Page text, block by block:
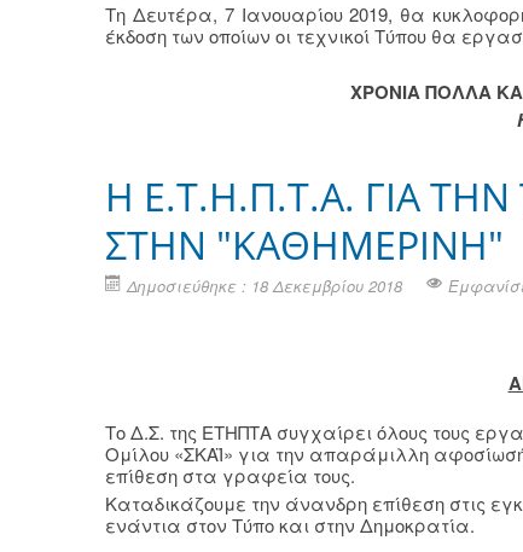
Τη Δευτέρα, 7 Ιανουαρίου 2019, θα
έκδοση των οποίων οι τεχνικοί Τύπου θα
ΧΡΟΝΙΑ ΠΟΛΛΑ
H Ε.Τ.Η.Π.Τ.Α. ΓΙΑ
ΣΤΗΝ "ΚΑΘΗΜΕΡΙΝΗ"
Δημοσιεύθηκε : 18 Δεκεμβρίου 2018
Το Δ.Σ. της ΕΤΗΠΤΑ συγχαίρει όλους τους
Ομίλου «ΣΚΑΪ» για την απαράμιλλη
επίθεση στα γραφεία τους.
Καταδικάζουμε την άνανδρη επίθεση στις
ενάντια στον Τύπο και στην Δημοκρατία.